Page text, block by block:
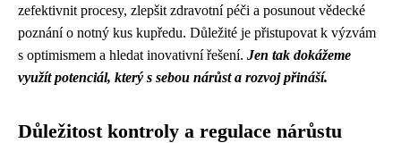
zefektivnit procesy, zlepšit zdravotní péči a posunout vědecké
poznání o notný kus kupředu. Důležité je přistupovat k výzvám
s optimismem a hledat inovativní řešení. Jen tak dokážeme
využít potenciál, který s sebou nárůst a rozvoj přináší.
Důležitost kontroly a regulace nárůstu